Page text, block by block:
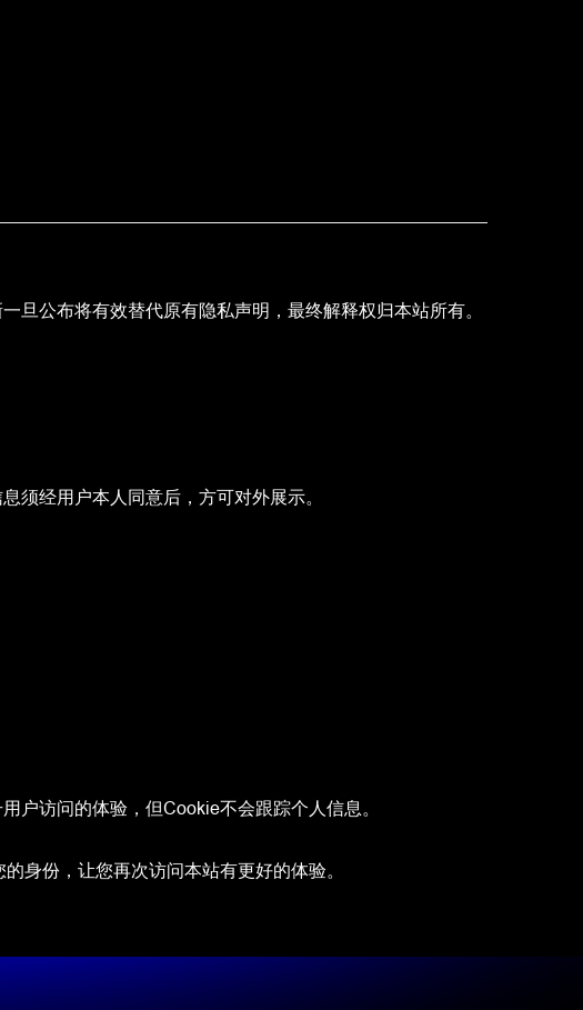
旦公布将有效替代原有隐私声明，最终解释权归本站所有。
须经用户本人同意后，方可对外展示。
户访问的体验，但Cookie不会跟踪个人信息。
身份，让您再次访问本站有更好的体验。